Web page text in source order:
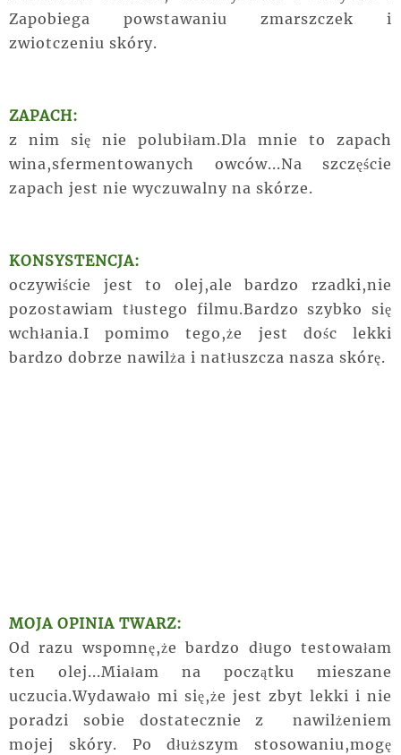
Zapobiega powstawaniu zmarszczek i
zwiotczeniu skóry.
ZAPACH:
z nim się nie polubiłam.Dla mnie to zapach
wina,sfermentowanych owców...Na szczęście
zapach jest nie wyczuwalny na skórze.
KONSYSTENCJA:
oczywiście jest to olej,ale bardzo rzadki,nie
pozostawiam tłustego filmu.Bardzo szybko się
wchłania.I pomimo tego,że jest dośc lekki
bardzo dobrze nawilża i natłuszcza nasza skórę.
MOJA OPINIA TWARZ:
Od razu wspomnę,że bardzo długo testowałam
ten olej...Miałam na początku mieszane
uczucia.Wydawało mi się,że jest zbyt lekki i nie
poradzi sobie dostatecznie z nawilżeniem
mojej skóry. Po dłuższym stosowaniu,mogę